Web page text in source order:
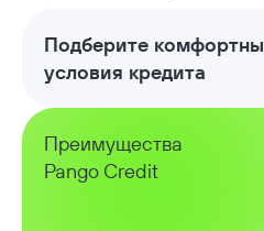
Подберите
условия кредита
Преимущества
Pango Credit